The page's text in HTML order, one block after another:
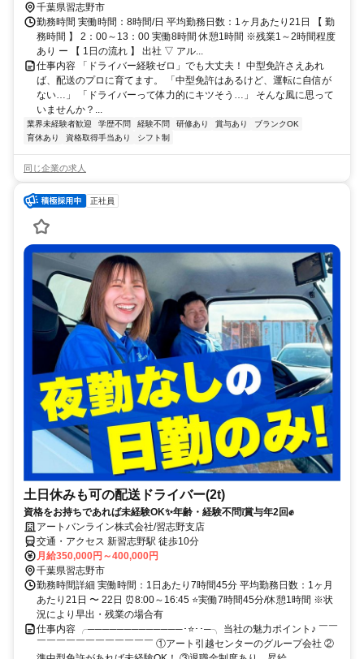
千葉県習志野市
勤務時間 実働時間：8時間/日 平均勤務日数：1ヶ月あたり21日 【 勤
務時間 】 2：00～13：00 実働8時間 休憩1時間 ※残業1～2時間程度
あり ー 【 1日の流れ 】 出社 ▽ アル...
仕事内容 「ドライバー経験ゼロ」でも大丈夫！ 中型免許さえあれ
ば、配送のプロに育てます。 「中型免許はあるけど、運転に自信が
ない…」 「ドライバーって体力的にキツそう…」 そんな風に思って
いませんか？...
業界未経験者歓迎 学歴不問 経験不問 研修あり 賞与あり
ブランクOK
育休あり
資格取得手当あり シフト制
同じ企業の求人
正社員
土日休みも可の配送ドライバー(2t)
資格をお持ちであれば未経験OK✨年齢・経験不問❕賞与年2回✊
アートバンライン株式会社/習志野支店
交通・アクセス 新習志野駅 徒歩10分
月給350,000円～400,000円
千葉県習志野市
勤務時間詳細 実働時間：1日あたり7時間45分 平均勤務日数：1ヶ月
あたり21日 〜 22日 ⏰8:00～16:45 ⭐実働7時間45分/休憩1時間 ※状
況により早出・残業の場合有
仕事内容 ╭─────────────･⭐･･─╮ 当社の魅力ポイント♪ ￣￣
￣￣￣￣￣￣￣￣￣￣￣￣ ①アート引越センターのグループ会社 ②